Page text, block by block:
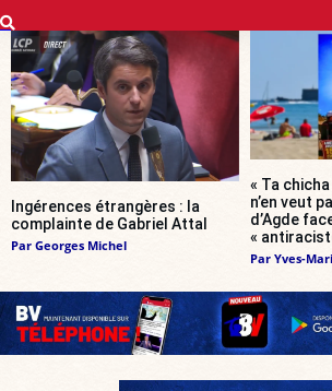
Ingérences étrangères : la
complainte de Gabriel Attal
Par Georges Michel
« Ta
n’en veut
d’Agde
«
Par Yves-